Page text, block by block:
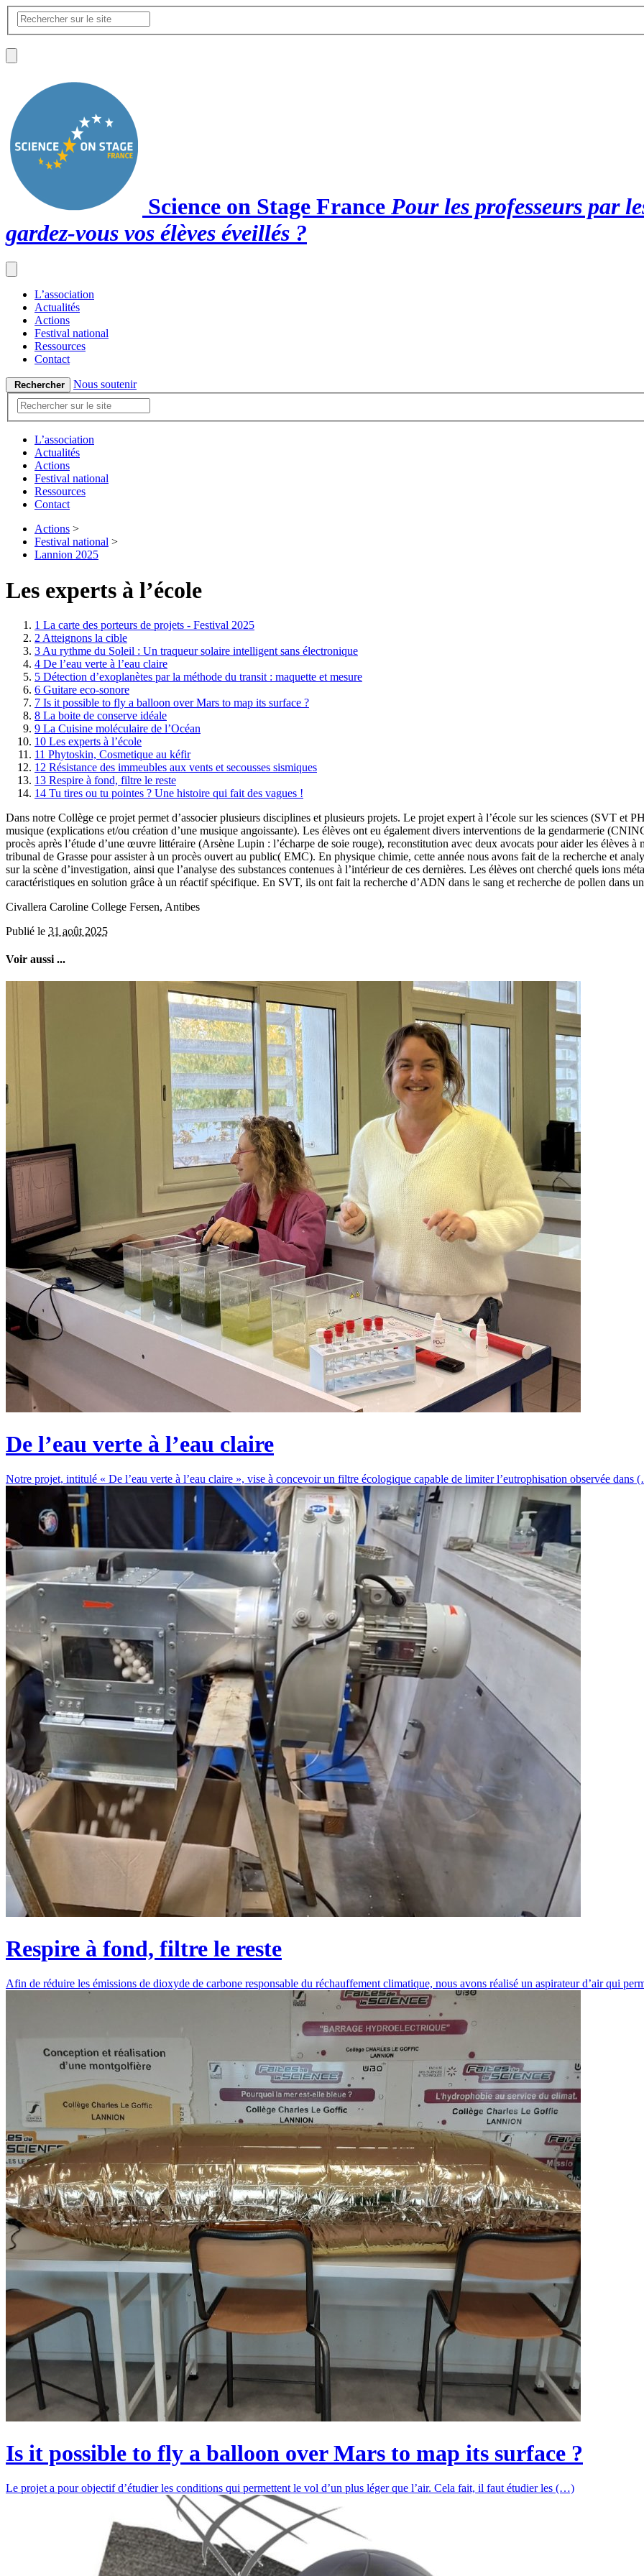
Science on Stage France Pour les professeurs par
gardez-vous vos élèves éveillés ?
L’association
Actualités
Actions
Festival national
Ressources
Contact
Rechercher Nous soutenir
L’association
Actualités
Actions
Festival national
Ressources
Contact
Actions >
Festival national >
Lannion 2025
Les experts à l’école
1 La carte des porteurs de projets - Festival 2025
2 Atteignons la cible
3 Au rythme du Soleil : Un traqueur solaire intelligent sans électronique
4 De l’eau verte à l’eau claire
5 Détection d’exoplanètes par la méthode du transit : maquette et mesure
6 Guitare eco-sonore
7 Is it possible to fly a balloon over Mars to map its surface ?
8 La boite de conserve idéale
9 La Cuisine moléculaire de l’Océan
10 Les experts à l’école
11 Phytoskin, Cosmetique au kéfir
12 Résistance des immeubles aux vents et secousses sismiques
13 Respire à fond, filtre le reste
14 Tu tires ou tu pointes ? Une histoire qui fait des vagues !
Dans notre Collège ce projet permet d’associer plusieurs disciplines et plusieurs projets. Le projet expert à l’école sur les sciences (SVT et
musique (explications et/ou création d’une musique angoissante). Les élèves ont eu également divers interventions de la gendarmerie
procès après l’étude d’une œuvre littéraire (Arsène Lupin : l’écharpe de soie rouge), reconstitution avec deux avocats pour aider les élèves
tribunal de Grasse pour assister à un procès ouvert au public( EMC). En physique chimie, cette année nous avons fait de la recherche et
sur la scène d’investigation, ainsi que l’analyse des substances contenues à l’intérieur de ces dernières. Les élèves ont cherché quels ions
caractéristiques en solution grâce à un réactif spécifique. En SVT, ils ont fait la recherche d’ADN dans le sang et recherche de pollen dans
Civallera Caroline College Fersen, Antibes
Publié le 31 août 2025
Voir aussi ...
De l’eau verte à l’eau claire
Notre projet, intitulé « De l’eau verte à l’eau claire », vise à concevoir un filtre écologique capable de limiter l’eutrophisation observée dans
Respire à fond, filtre le reste
Afin de réduire les émissions de dioxyde de carbone responsable du réchauffement climatique, nous avons réalisé un aspirateur d’air qui
Is it possible to fly a balloon over Mars to map its surface ?
Le projet a pour objectif d’étudier les conditions qui permettent le vol d’un plus léger que l’air. Cela fait, il faut étudier les (…)